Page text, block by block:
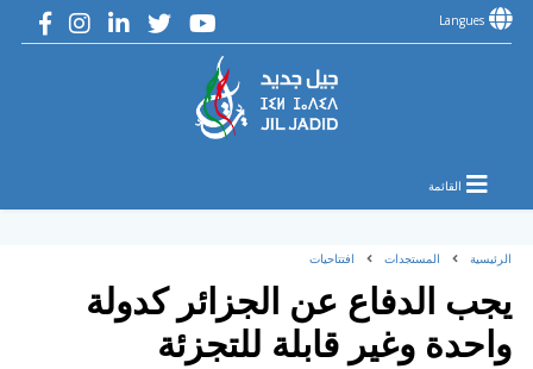
Langues
القائمة
الرئيسية المستجدات افتتاحيات
يجب الدفاع عن الجزائر كدولة
واحدة وغير قابلة للتجزئة